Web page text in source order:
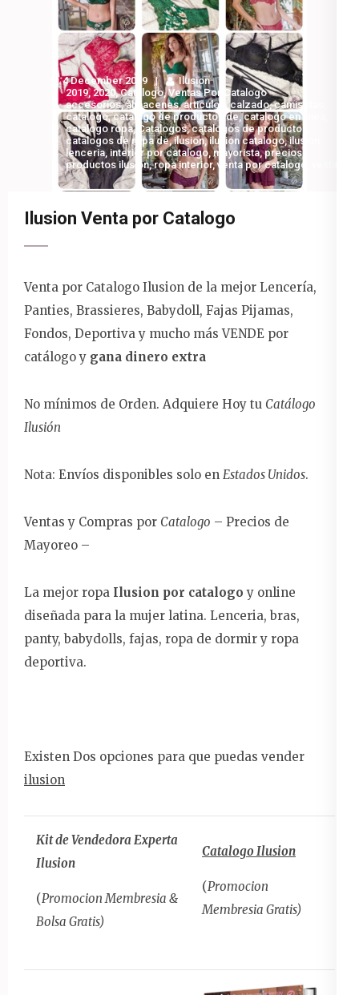
4 December 2019
Ilusion
2019,2020,Catalogo,Ventas Por Catalogo
accesorios,almacenes,articulos ,calzado,camisetas
catalogo,catalogo de productos de,catalogo en linea
catalogo ropa, Catalogos,catalogos de productos
catalogos de ropa de,ilusion,ilusion catalogo,ilusion
lenceria,interior por catalogo,mayorista,precios,
productos ilusion,ropa interior,venta por catalogo
Ilusion Venta por Catalogo
Venta por Catalogo Ilusion de la mejor Lencería,
Panties, Brassieres, Babydoll, Fajas Pijamas,
Fondos, Deportiva y mucho más VENDE por
catálogo y gana dinero extra
No mínimos de Orden. Adquiere Hoy tu Catálogo
Ilusión
Nota: Envíos disponibles solo en Estados Unidos.
Ventas y Compras por Catalogo – Precios de
Mayoreo –
La mejor ropa Ilusion por catalogo y online
diseñada para la mujer latina. Lenceria, bras,
panty, babydolls, fajas, ropa de dormir y ropa
deportiva.
Existen Dos opciones para que puedas vender
ilusion
Kit de Vendedora Experta
Ilusion
(Promocion Membresia &
Bolsa Gratis)
Catalogo Ilusion
(Promocion
Membresia Gratis)